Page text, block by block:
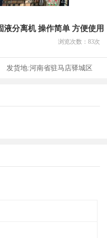
分离机 操作简单 方便使用
浏览次数： 83次
发货地:河南省驻马店驿城区